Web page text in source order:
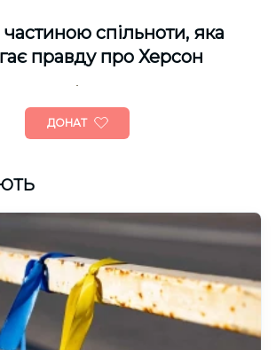
частиною спільноти, яка
правду про Херсон
ДОНАТ